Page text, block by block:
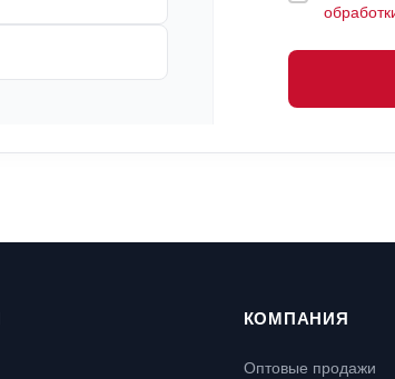
КОМПАНИЯ
Оптовые продажи